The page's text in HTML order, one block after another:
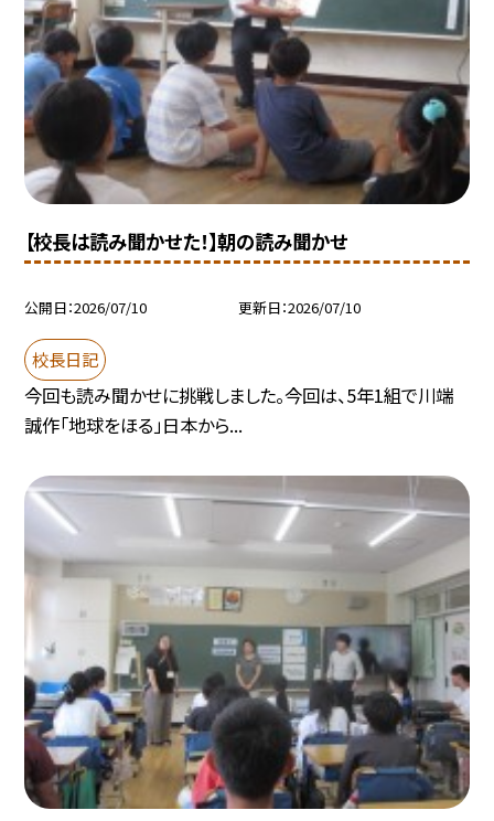
【校長は読み聞かせた！】朝の読み聞かせ
公開日 2026/07/10 更新日 2026/07/10
校長日記
今回も読み聞かせに挑戦しました。今回は、5年1組で川端
誠作「地球をほる」日本から...